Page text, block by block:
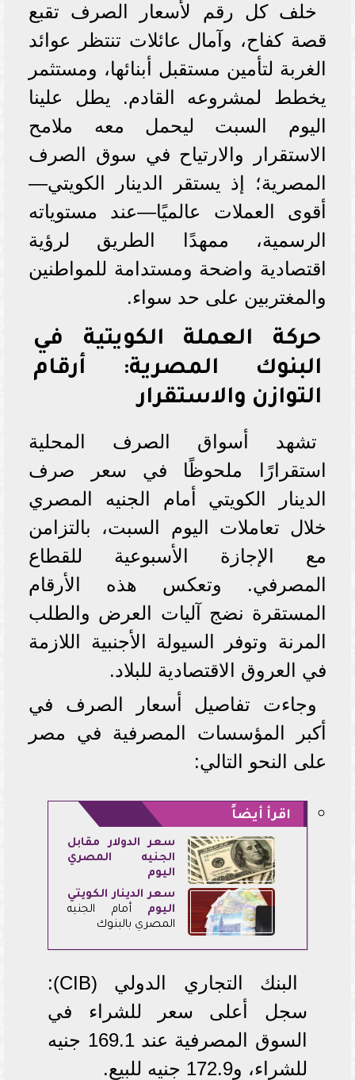
خلف كل رقم لأسعار الصرف تقبع
قصة كفاح، وآمال عائلات تنتظر عوائد
الغربة لتأمين مستقبل أبنائها، ومستثمر
يخطط لمشروعه القادم. يطل علينا
اليوم السبت ليحمل معه ملامح
الاستقرار والارتياح في سوق الصرف
المصرية؛ إذ يستقر الدينار الكويتي—
أقوى العملات عالميًا—عند مستوياته
الرسمية، ممهدًا الطريق لرؤية
اقتصادية واضحة ومستدامة للمواطنين
والمغتربين على حد سواء.
حركة العملة الكويتية في
البنوك المصرية: أرقام
التوازن والاستقرار
تشهد أسواق الصرف المحلية
استقرارًا ملحوظًا في سعر صرف
الدينار الكويتي أمام الجنيه المصري
خلال تعاملات اليوم السبت، بالتزامن
مع الإجازة الأسبوعية للقطاع
المصرفي. وتعكس هذه الأرقام
المستقرة نضج آليات العرض والطلب
المرنة وتوفر السيولة الأجنبية اللازمة
في العروق الاقتصادية للبلاد.
وجاءت تفاصيل أسعار الصرف في
أكبر المؤسسات المصرفية في مصر
على النحو التالي:
اقرأ أيضاً
سعر الدولار مقابل
الجنيه المصري
اليوم
سعر الدينار الكويتي
اليوم أمام الجنيه
المصري بالبنوك
البنك التجاري الدولي (CIB):
سجل أعلى سعر للشراء في
السوق المصرفية عند 169.1 جنيه
للشراء، و172.9 جنيه للبيع.